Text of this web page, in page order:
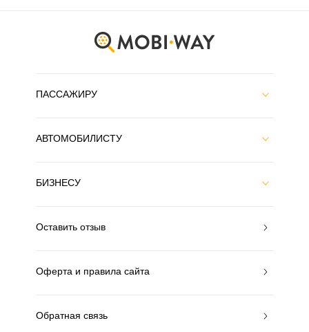
ПАССАЖИРУ
АВТОМОБИЛИСТУ
БИЗНЕСУ
Оставить отзыв
Оферта и правила сайта
Обратная связь